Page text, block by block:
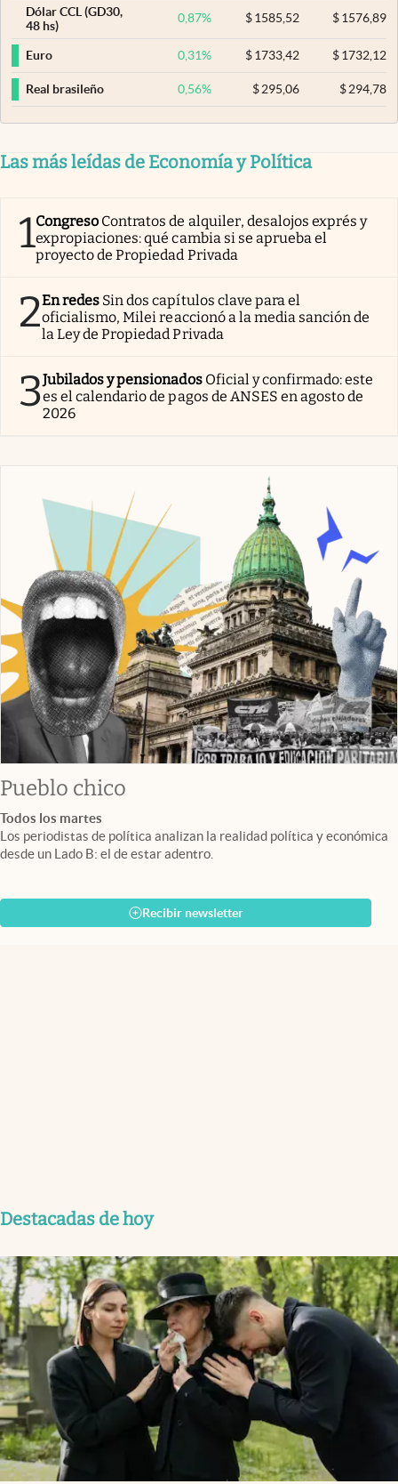
Dólar CCL (GD30,
48 hs)
0,87% $ 1585,52 $1576,89
Euro 0,31% $ 1733,42 $1732,12
Real brasileño 0,56% $ 295,06 $294,78
Las más leídas de Economía y Política
1Congreso Contratos de alquiler, desalojos exprés y
expropiaciones: qué cambia si se aprueba el
proyecto de Propiedad Privada
2En redes Sin dos capítulos clave para el
oficialismo, Milei reaccionó a la media sanción de
la Ley de Propiedad Privada
3Jubilados y pensionados Oficial y confirmado: este
es el calendario de pagos de ANSES en agosto de
2026
Pueblo chico
Todos los martes
Los periodistas de política analizan la realidad política y económica
desde un Lado B: el de estar adentro.
Recibir newsletter
Destacadas de hoy